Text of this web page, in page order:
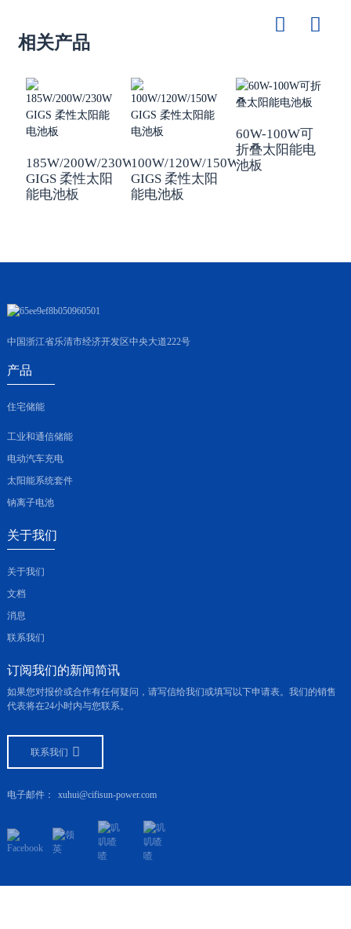
相关产品
185W/200W/230W
GIGS 柔性太阳
能电池板
100W/120W/150W
GIGS 柔性太阳
能电池板
60W-100W可
折叠太阳能电
池板
中国浙江省乐清市经济开发区中央大道222号
产品
住宅储能
工业和通信储能
电动汽车充电
太阳能系统套件
钠离子电池
关于我们
关于我们
文档
消息
联系我们
订阅我们的新闻简讯
如果您对报价或合作有任何疑问，请写信给我们或填写以下申请表。我们的销售
代表将在24小时内与您联系。
联系我们
电子邮件： xuhui@cifisun-power.com